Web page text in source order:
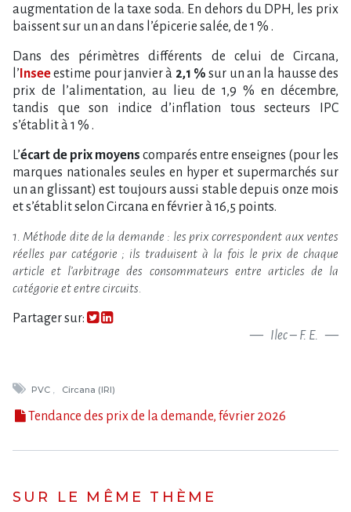
augmentation de la taxe soda. En dehors du DPH, les prix
baissent sur un an dans l’épicerie salée, de 1 % .
Dans des périmètres différents de celui de Circana,
l’ Inseeestime pour janvier à 2,1 %sur un an la hausse des
prix de l’alimentation, au lieu de 1,9 % en décembre,
tandis que son indice d’inflation tous secteurs IPC
s’établit à 1 % .
L’écart de prix moyens comparés entre enseignes (pour les
marques nationales seules en hyper et supermarchés sur
un an glissant) est toujours aussi stable depuis onze mois
et s’établit selon Circana en février à 16,5 points.
1. Méthode dite de la demande : les prix correspondent aux ventes
réelles par catégorie ; ils traduisent à la fois le prix de chaque
article et l’arbitrage des consommateurs entre articles de la
catégorie et entre circuits.
Partager sur:
Ilec – F. E.
PVC Circana (IRI)
Tendance des prix de la demande, février 2026
SUR LE MÊME THÈME